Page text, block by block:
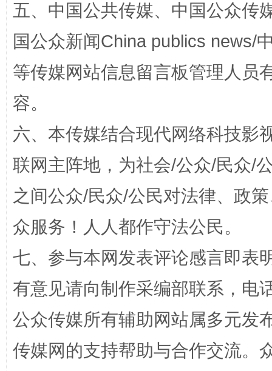
五、中国公共传媒、中国公众传
国公众新闻China publics news/
等传媒网站信息留言板管理人员
容。
六、本传媒结合现代网络科技影
联网主阵地，为社会/公众/民众/
之间公众/民众/公民对法律、政
众服务！人人都作守法公民。
七、参与本网发表评论感言即表
有意见请向制作采编部联系，电
公众传媒所有辅助网站属多元发
传媒网的支持帮助与合作交流。